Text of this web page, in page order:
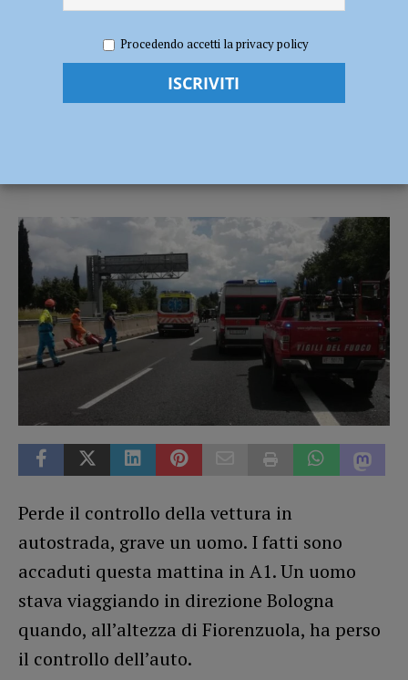
controllo dell’auto in A1 ed esce di strada ribaltandosi, grave un uomo
Perde il controllo dell’auto in A1 ed esce
Perde il controllo della vettura in
autostrada, grave un uomo. I fatti sono
accaduti questa mattina in A1. Un uomo
stava viaggiando in direzione Bologna
quando, all’altezza di Fiorenzuola, ha perso
il controllo dell’auto.
Procedendo accetti la privacy policy